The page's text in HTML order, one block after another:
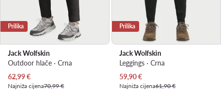
Prilika
Jack Wolfskin
Outdoor hlače · Crna
Trenutna cijena
62,99€
Najniža cijena70,99 €
Prilika
Jack Wolfskin
Leggings · Crna
Trenutna cijena
59,90€
Najniža cijena61,90 €